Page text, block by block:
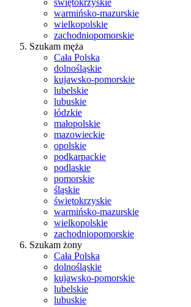
świętokrzyskie
warmińsko-mazurskie
wielkopolskie
zachodniopomorskie
Szukam męża
Cała Polska
dolnośląskie
kujawsko-pomorskie
lubelskie
lubuskie
łódzkie
małopolskie
mazowieckie
opolskie
podkarpackie
podlaskie
pomorskie
śląskie
świętokrzyskie
warmińsko-mazurskie
wielkopolskie
zachodniopomorskie
Szukam żony
Cała Polska
dolnośląskie
kujawsko-pomorskie
lubelskie
lubuskie